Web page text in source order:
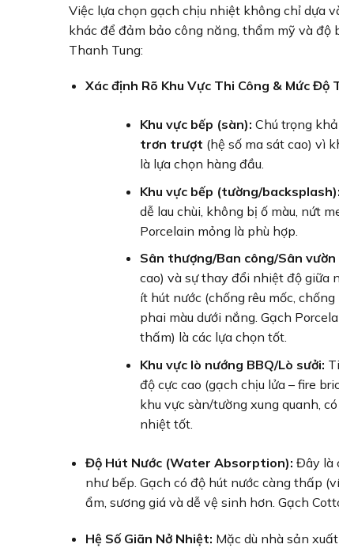
Việc lựa chọn gạch chịu nhiệt không chỉ dựa
khác để đảm bảo công năng, thẩm mỹ và độ
Thanh Tung:
Xác định Rõ Khu Vực Thi Công & Mức Độ
Khu vực bếp (sàn): Chú trọng
trơn trượt (hệ số ma sát cao) vì
là lựa chọn hàng đầu.
Khu vực bếp (tường/backsplash):
dễ lau chùi, không bị ố màu, nứt
Porcelain mỏng là phù hợp.
Sân thượng/Ban công/Sân
cao) và sự thay đổi nhiệt độ giữa
ít hút nước (chống rêu mốc,
phai màu dưới nắng. Gạch
thấm) là các lựa chọn tốt.
Khu vực lò nướng BBQ/Lò sưởi:
độ cực cao (gạch chịu lửa – fire
khu vực sàn/tường xung quanh,
nhiệt tốt.
Độ Hút Nước (Water Absorption): Đây là
như bếp. Gạch có độ hút nước càng thấp
ẩm, sương giá và dễ vệ sinh hơn. Gạch
Hệ Số Giãn Nở Nhiệt: Mặc dù nhà sản